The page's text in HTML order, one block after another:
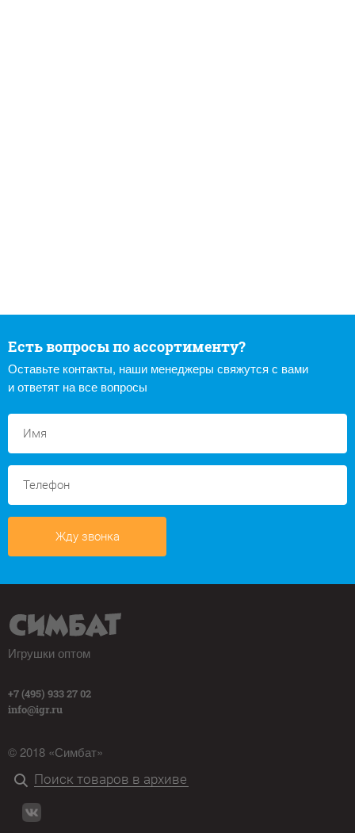
Есть вопросы по ассортименту?
Оставьте контакты, наши менеджеры свяжутся с вами
и ответят на все вопросы
Жду звонка
Игрушки оптом
+7 (495) 933 27 02
info@igr.ru
© 2018 «Симбат»